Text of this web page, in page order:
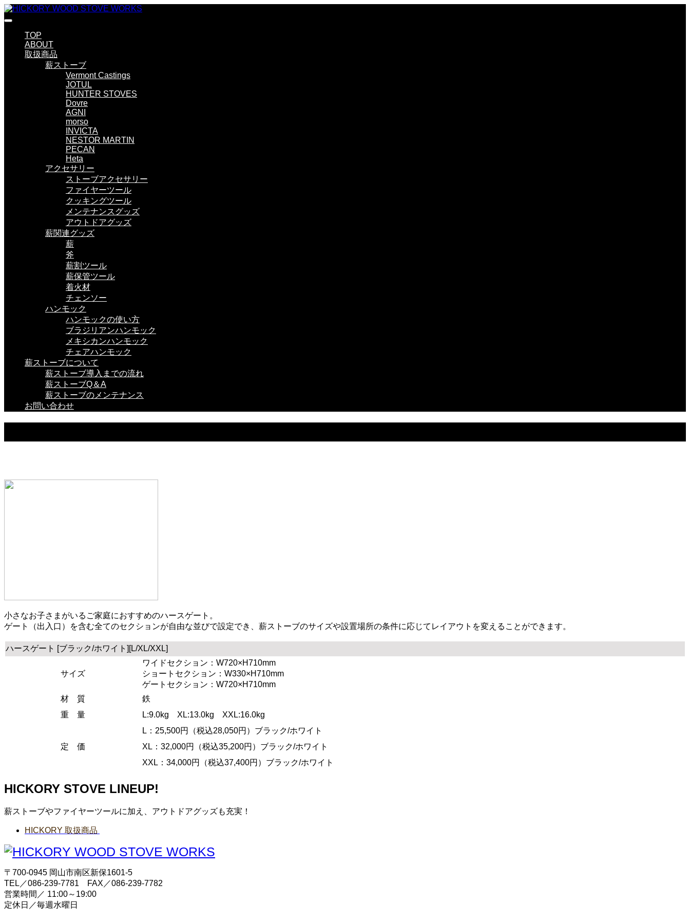
TOP
ABOUT
取扱商品
薪ストーブ
Vermont Castings
JOTUL
HUNTER STOVES
Dovre
AGNI
morso
INVICTA
NESTOR MARTIN
PECAN
Heta
アクセサリー
ストーブアクセサリー
ファイヤーツール
クッキングツール
メンテナンスグッズ
アウトドアグッズ
薪関連グッズ
薪
斧
薪割ツール
薪保管ツール
着火材
チェンソー
ハンモック
ハンモックの使い方
ブラジリアンハンモック
メキシカンハンモック
チェアハンモック
薪ストーブについて
薪ストーブ導入までの流れ
薪ストーブQ＆A
薪ストーブのメンテナンス
お問い合わせ
小さなお子さまがいるご家庭におすすめのハースゲート。
ゲート（出入口）を含む全てのセクションが自由な並びで設定でき、薪ストーブのサイズや設置場所の条件に応じてレイアウトを変えることができます。
ハースゲート [ブラック/ホワイト][L/XL/XXL]
サイズ
ワイドセクション：W720×H710mm
ショートセクション：W330×H710mm
ゲートセクション：W720×H710mm
材 質
鉄
重 量
L:9.0kg XL:13.0kg XXL:16.0kg
定 価
L：25,500円（税込28,050円）ブラック/ホワイト
XL：32,000円（税込35,200円）ブラック/ホワイト
XXL：34,000円（税込37,400円）ブラック/ホワイト
HICKORY STOVE LINEUP!
薪ストーブやファイヤーツールに加え、アウトドアグッズも充実！
HICKORY 取扱商品
〒700-0945 岡山市南区新保1601-5
TEL／086-239-7781 FAX／086-239-7782
営業時間／ 11:00～19:00
定休日／毎週水曜日